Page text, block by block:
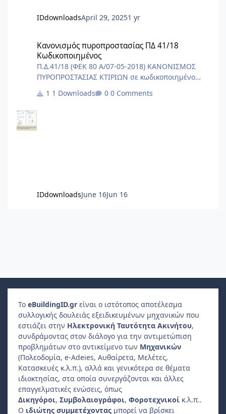
IDdownloadsApril 29, 20251 yr
Κανονισμός πυροπροστασίας ΠΔ 41/18
Κωδικοποιημένος
Π.Δ.41/18 (ΦΕΚ 80 Α/07-05-2018) ΚΑΝΟΝΙΣΜΟΣ
ΠΥΡΟΠΡΟΣΤΑΣΙΑΣ ΚΤΙΡΙΩΝ σε κωδικοποιημένο
1 Downloads 0 Comments
IDdownloadsJune 16Jun 16
Το eBuildingID.gr είναι ο ιστότοπος αποτέλεσμα
συλλογικής δουλειάς εξειδικευμένων μηχανικών που
εστιάζει στην Ηλεκτρονική Ταυτότητα Ακινήτου,
συνδράμοντας στον διάλογο για την αντιμετώπιση
προβλημάτων στο αντικείμενο των Μηχανικών
(Πολεοδομία, e-Adeies, Αυθαίρετα, Μελέτες,
Κατασκευές κ.λ.π.), αλλά και γενικότερα σε θέματα
ιδιοκτησίας, στα οποία συνεργάζονται και άλλες
επαγγελματικές ενώσεις, όπως
Δικηγόροι, Συμβολαιογράφοι, Φοροτεχνικοί κ.λ.π..
Ο ιδιώτης συμμετέχοντας μπορεί να βρίσκει